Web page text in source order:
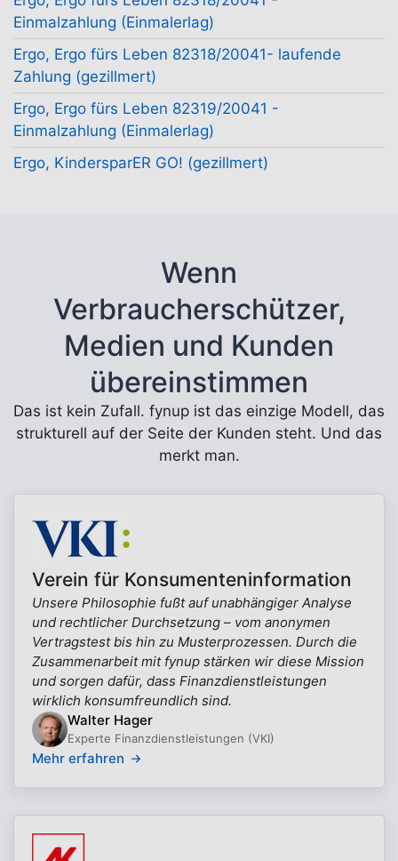
Einmalzahlung (Einmalerlag)
Ergo, Ergo fürs Leben 82318/20041- laufende
Zahlung (gezillmert)
Ergo, Ergo fürs Leben 82319/20041 -
Einmalzahlung (Einmalerlag)
Ergo, KindersparER GO! (gezillmert)
Wenn
Verbraucherschützer,
Medien und Kunden
übereinstimmen
Das ist kein Zufall. fynup ist das einzige Modell, das
strukturell auf der Seite der Kunden steht. Und das
merkt man.
Verein für Konsumenteninformation
Unsere Philosophie fußt auf unabhängiger Analyse
und rechtlicher Durchsetzung – vom anonymen
Vertragstest bis hin zu Musterprozessen. Durch die
Zusammenarbeit mit fynup stärken wir diese Mission
und sorgen dafür, dass Finanzdienstleistungen
wirklich konsumfreundlich sind.
Walter Hager
Experte Finanzdienstleistungen (VKI)
Mehr erfahren